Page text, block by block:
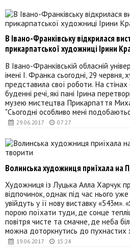
29.06.2017 07:27
В Івано-Франківську відкрилася
прикарпатської художниці Ірини
В Iвано-Франкiвській обласній
iменi I. Франка сьогодні, 29 червня,
представила свої роботи. На
буденні речі, які пані Ірина
музею мистецтва Прикарпаття
"Сьогодні особливо мені
19.06.2017 15:24
Волинська художниця приїхала на
Художниця із Луцька Алла Харчук
відпочинок, однак під час нього
увійдуть у її нову виставку «543м».
порою поїхати туди, де сонце
повітря чисте та смачне, де неба
можна доторкнутись до пухнастих